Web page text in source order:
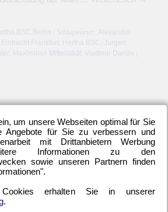
BSC Berlin | Schlagwörter:
Alexander
Eintracht Frankfurt Hertha BSC
Jurgen
Maximilian Mittelstädt Vladimir Darida
mit Doppelpack
um unsere Webseiten optimal für Sie
Angebote für Sie zu verbessern und
mit Drittanbietern Werbung
Informationen zu den
sowie unseren Partnern finden
Cookies erhalten Sie in unserer
.